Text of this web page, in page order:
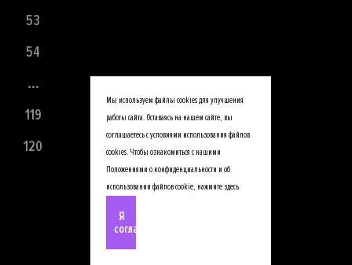
53
54
...
119
120
Мы используем файлы cookies для улучшения
работы сайта. Оставаясь на нашем сайте, вы
соглашаетесь с условиями использования файлов
cookies. Чтобы ознакомиться с нашими
Положениями о конфиденциальности и об
использовании файлов cookie, нажмите здесь.
Я
согласен